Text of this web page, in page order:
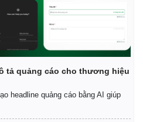
tả quảng cáo cho thương hiệu
headline quảng cáo bằng AI giúp